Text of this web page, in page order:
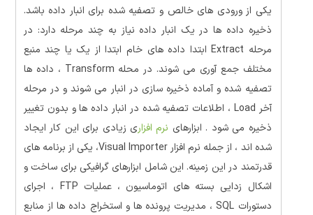
یکی از ورودی های خالص و تصفیه شده برای انبار داده باشد.
ذخیره داده ها در یک انبار داده نیاز به چند مرحله دارد: در
مرحله Extract ابتدا داده های خام ابتدا از یک یا چند منبع
مختلف جمع آوری می شوند. در محله Transform ، داده ها
تصفیه شده و آماده ذخیره سازی در انبار می شوند و در مرحله
آخر Load ، اطلاعات تصفیه شده در انبار داده ها و بدون تغییر
ذخیره می شود . ابزارهای نرم افزاری زیادی برای این کار ایجاد
شده اند ، از جمله نرم افزار Visual Importer، یکی از برنامه های
قدرتمند در این زمینه. این شامل ابزارهای گرافیکی برای ساخت و
اشکال زدایی بسته های اتوماسیون ، عملیات FTP ، اجرای
دستورات SQL ، مدیریت پرونده ها و استخراج داده ها از منابع